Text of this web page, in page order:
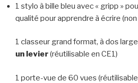
1 stylo à bille bleu avec « gripp »
qualité pour apprendre à écrire
1 classeur grand format, à dos
un levier(réutilisable en CE1)
1 porte-vue de 60 vues (réutilisable